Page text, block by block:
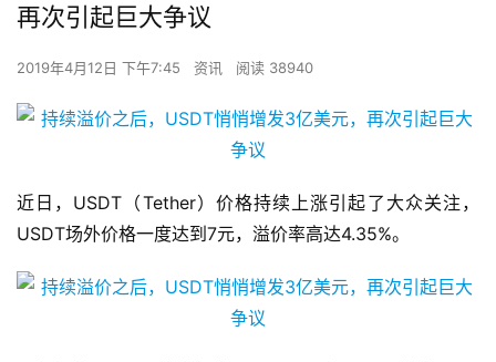
再次引起巨大争议
2019年4月12日 下午7:45 资讯 阅读 38940
近日，USDT（Tether）价格持续上涨引起了大众关注，
USDT场外价格一度达到7元，溢价率高达4.35%。